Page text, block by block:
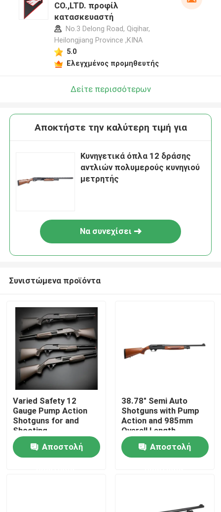
Σπίτι
CO.,LTD. προφίλ
κατασκευαστή
No.3 Delong Road, Qiqihar,
Heilongjiang Province ,ΚΙΝΑ
5.0
Ελεγχμένος προμηθευτής
Δείτε περισσότερων
Αποκτήστε την καλύτερη τιμή για
Κυνηγετικά όπλα 12 δράσης
αντλιών πολυμερούς κυνηγιού
μετρητής
Να συνεχίσει
Συνιστώμενα προϊόντα
Varied Safety 12
Gauge Pump Action
Shotguns for and
Shooting
Performance
Αποστολή
38.78" Semi Auto
Shotguns with Pump
Action and 985mm
Overall Length
Αποστολή